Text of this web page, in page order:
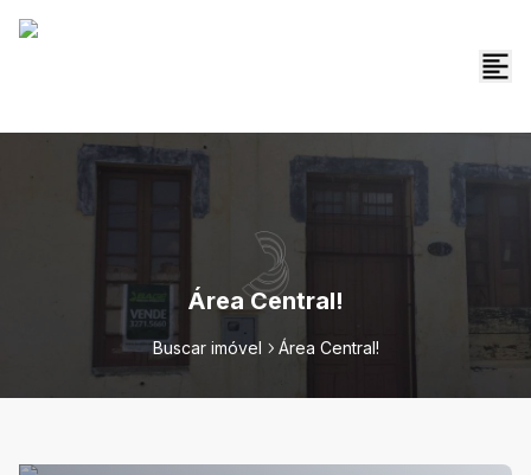
Área Central!
Buscar imóvel Área Central!